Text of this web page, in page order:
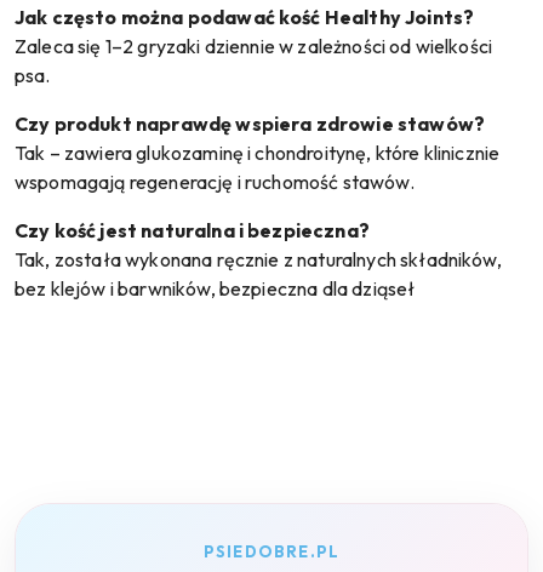
Jak często można podawać kość Healthy Joints?
Zaleca się 1–2 gryzaki dziennie w zależności od wielkości
psa.
Czy produkt naprawdę wspiera zdrowie stawów?
Tak – zawiera glukozaminę i chondroitynę, które klinicznie
wspomagają regenerację i ruchomość stawów.
Czy kość jest naturalna i bezpieczna?
Tak, została wykonana ręcznie z naturalnych składników,
bez klejów i barwników, bezpieczna dla dziąseł
PSIEDOBRE.PL